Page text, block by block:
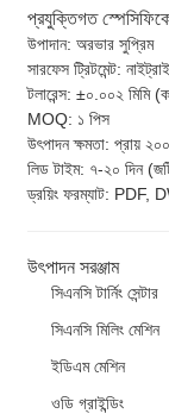
প্রযুক্তিগত
উপাদান: অরভার সুপ্রিম
সারফেস ট্রিটমেন্ট:
টলারেন্স: ±০.০০২ মিমি
MOQ: ১ পিস
উৎপাদন ক্ষমতা: প্রায়
লিড টাইম: ৭-২০ দিন
ড্রয়িং ফরম্যাট:
উৎপাদন সরঞ্জাম
সিএনসি টার্নিং সেন্টার
সিএনসি মিলিং মেশিন
ইডিএম মেশিন
ওডি গ্রাইন্ডিং